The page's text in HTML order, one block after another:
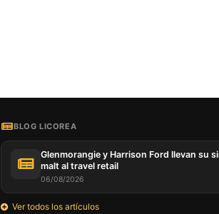
BLOG LICOREA
Glenmorangie y Harrison Ford llevan su
malt al travel retail
06/08/2026
Ver todos los artículos
por
para
carrito